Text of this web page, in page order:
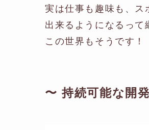
実は仕事も趣味も、
出来るようになるって
この世界もそうです！
〜 持続可能な開